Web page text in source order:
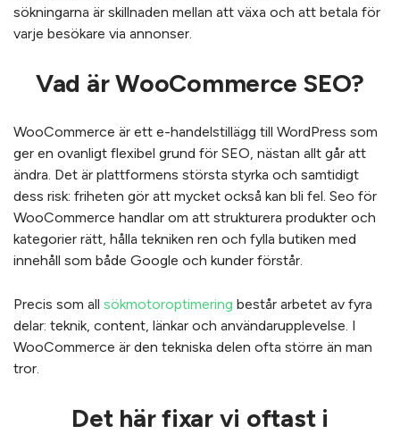
sökningarna är skillnaden mellan att växa och att betala för
varje besökare via annonser.
Vad är WooCommerce SEO?
WooCommerce är ett e-handelstillägg till WordPress som
ger en ovanligt flexibel grund för SEO, nästan allt går att
ändra. Det är plattformens största styrka och samtidigt
dess risk: friheten gör att mycket också kan bli fel. Seo för
WooCommerce handlar om att strukturera produkter och
kategorier rätt, hålla tekniken ren och fylla butiken med
innehåll som både Google och kunder förstår.
Precis som all sökmotoroptimering består arbetet av fyra
delar: teknik, content, länkar och användarupplevelse. I
WooCommerce är den tekniska delen ofta större än man
tror.
Det här fixar vi oftast i